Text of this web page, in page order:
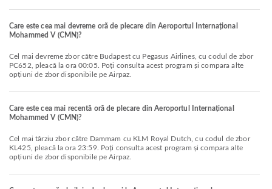
Care este cea mai devreme oră de plecare din Aeroportul Internațional
Mohammed V (CMN)?
Cel mai devreme zbor către Budapest cu Pegasus Airlines, cu codul de zbor
PC652, pleacă la ora 00:05. Poți consulta acest program și compara alte
opțiuni de zbor disponibile pe Airpaz.
Care este cea mai recentă oră de plecare din Aeroportul Internațional
Mohammed V (CMN)?
Cel mai târziu zbor către Dammam cu KLM Royal Dutch, cu codul de zbor
KL425, pleacă la ora 23:59. Poți consulta acest program și compara alte
opțiuni de zbor disponibile pe Airpaz.